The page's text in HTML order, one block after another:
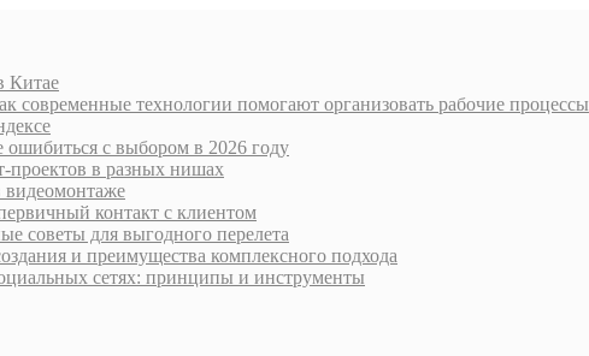
Китае
современные технологии помогают организовать рабочие процессы
с выбором в 2026 году
проектов в разных нишах
видеомонтаже
контакт с клиентом
советы для выгодного перелета
и преимущества комплексного подхода
сетях: принципы и инструменты